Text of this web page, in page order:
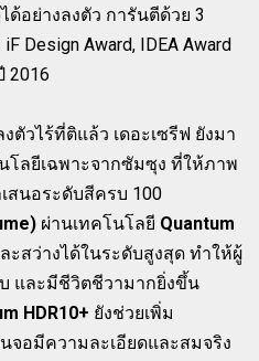
อย่างลงตัว การันตีด้วย 3
Design Award, IDEA Award
2016
วไร้ที่ติแล้ว เดอะเซรีฟ ยังมา
ลยีเฉพาะจากซัมซุง ที่ให้ภาพ
สนอระดับสีครบ 100
ผ่านเทคโนโลยี Quantum
สว่างได้ในระดับสูงสุด ทำให้ผู้
และมีชีวิตชีวามากยิ่งขึ้น
HDR10+ ยังช่วยเพิ่ม
อมีความละเอียดและสมจริง